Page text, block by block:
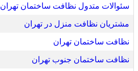
سئوالات متدول نظافت ساختمان تهران
مشتریان نظافت منزل در تهران
نظافت ساختمان تهران
نظافت ساختمان جنوب تهران